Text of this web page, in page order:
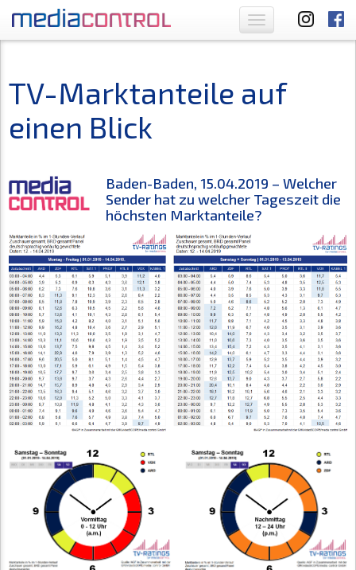
Toggle
navigation
TV-Marktanteile auf
einen Blick
Baden-Baden, 15.04.2019 – Welcher
Sender hat zu welcher Tageszeit die
höchsten Marktanteile?